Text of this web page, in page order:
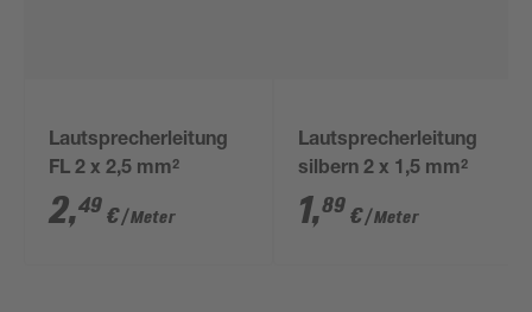
Lautsprecherleitung
FL 2 x 2,5 mm²
2,49 €/ Meter
Lautsprecherleitung
silbern 2 x 1,5 mm²
1,89 €/ Meter